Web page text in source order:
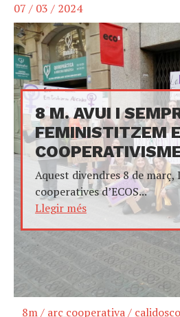
07 / 03 / 2024
8 M. AVUI I
FEMINISTITZEM
Aquest divendres 8 de març,
cooperatives d’ECOS...
Llegir més
8m/ arç cooperativa/